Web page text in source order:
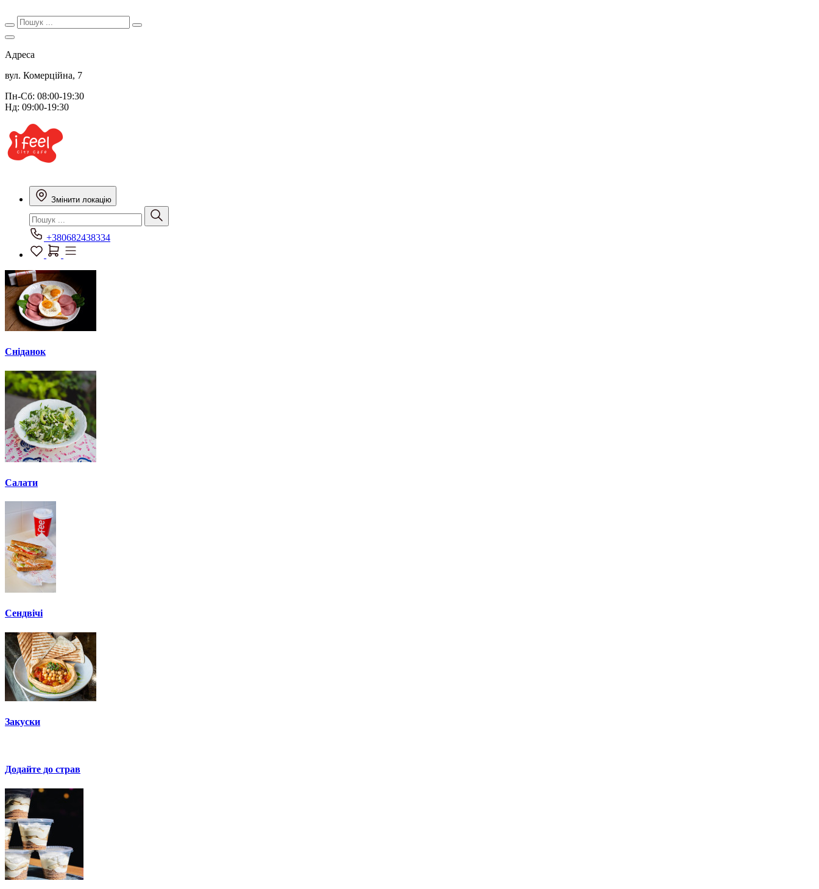
Адреса
вул. Комерційна, 7
Пн-Сб: 08:00-19:30
Нд: 09:00-19:30
Змінити локацію
+380682438334
Сніданок
Салати
Сендвічі
Закуски
Додайте до страв